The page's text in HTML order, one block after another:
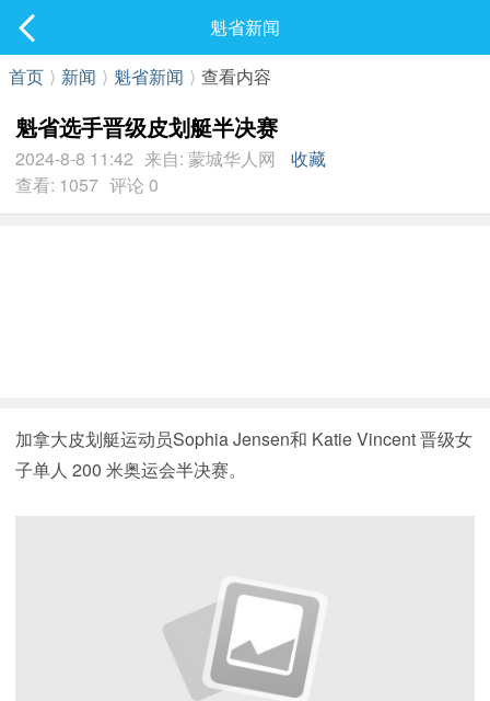
最新发表
魁省新闻
首页 ⟩ 新闻 ⟩ 魁省新闻 ⟩ 查看内容
魁省选手晋级皮划艇半决赛
2024-8-8 11:42 来自: 蒙城华人网
收藏
查看: 1057 评论 0
加拿大皮划艇运动员Sophia Jensen和 Katie Vincent 晋级女
子单人 200 米奥运会半决赛。